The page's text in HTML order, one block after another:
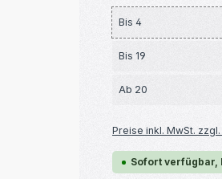
Bis 4
Bis 19
Ab 20
Preise inkl. MwSt.
Sofort verfügbar,